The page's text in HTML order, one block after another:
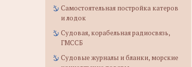
Самостоятельная постройка катеров
и лодок
Судовая, корабельная радиосвязь,
ГМССБ
Судовые журналы и бланки, морские